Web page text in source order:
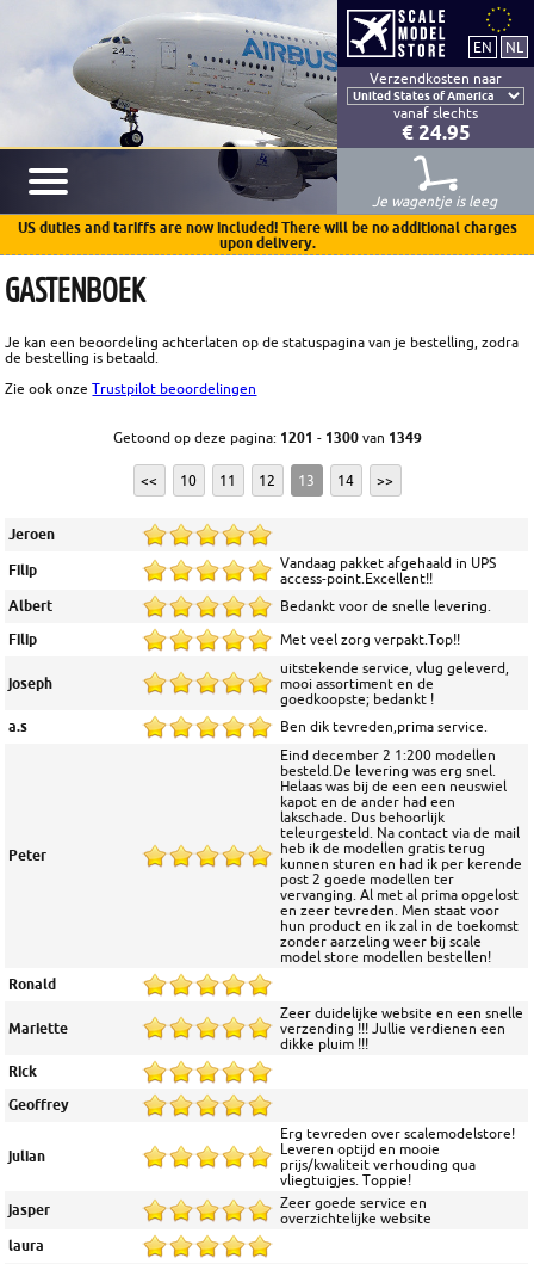
Verzendkosten naar
vanaf slechts
€ 24.95
Je wagentje is leeg
US duties and tariffs are now included! There will be no additional charges
upon delivery.
GASTENBOEK
Je kan een beoordeling achterlaten op de statuspagina van je bestelling, zodra
de bestelling is betaald.
Zie ook onzeTrustpilot beoordelingen
Getoond op deze pagina: 1201 - 1300van 1349
<< 10 11 12 13 14 >>
Jeroen
Filip
Vandaag pakket afgehaald in UPS
access-point.Excellent!!
Albert
Bedankt voor de snelle levering.
Filip Met veel zorg verpakt.Top!!
joseph
uitstekende service, vlug geleverd,
mooi assortiment en de
goedkoopste; bedankt !
a.s
Ben dik tevreden,prima service.
Peter
Eind december 2 1:200 modellen
besteld.De levering was erg snel.
Helaas was bij de een een neuswiel
kapot en de ander had een
lakschade. Dus behoorlijk
teleurgesteld. Na contact via de mail
heb ik de modellen gratis terug
kunnen sturen en had ik per kerende
post 2 goede modellen ter
vervanging. Al met al prima opgelost
en zeer tevreden. Men staat voor
hun product en ik zal in de toekomst
zonder aarzeling weer bij scale
model store modellen bestellen!
Ronald
Mariette
Zeer duidelijke website en een snelle
verzending !!! Jullie verdienen een
dikke pluim !!!
Rick
Geoffrey
julian
Erg tevreden over scalemodelstore!
Leveren optijd en mooie
prijs/kwaliteit verhouding qua
vliegtuigjes. Toppie!
jasper
Zeer goede service en
overzichtelijke website
laura